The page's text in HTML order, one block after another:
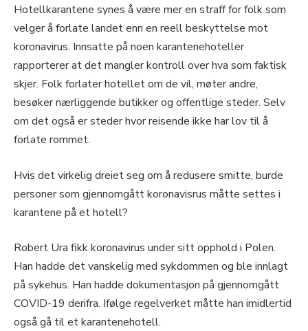
Hotellkarantene synes å være mer en straff for folk som
velger å forlate landet enn en reell beskyttelse mot
koronavirus. Innsatte på noen karantenehoteller
rapporterer at det mangler kontroll over hva som faktisk
skjer. Folk forlater hotellet om de vil, møter andre,
besøker nærliggende butikker og offentlige steder. Selv
om det også er steder hvor reisende ikke har lov til å
forlate rommet.
Hvis det virkelig dreiet seg om å redusere smitte, burde
personer som gjennomgått koronavisrus måtte settes i
karantene på et hotell?
Robert Ura fikk koronavirus under sitt opphold i Polen.
Han hadde det vanskelig med sykdommen og ble innlagt
på sykehus. Han hadde dokumentasjon på gjennomgått
COVID-19 derifra. Ifølge regelverket måtte han imidlertid
også gå til et karantenehotell.